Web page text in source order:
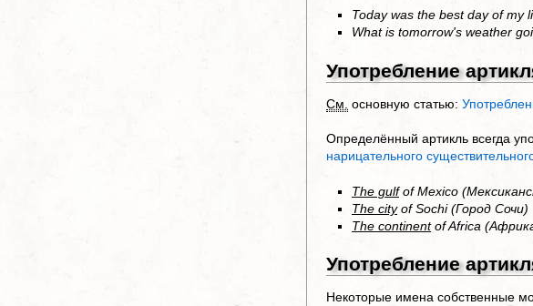
Today was the best day of my
What is tomorrow's weather
Употребление
См. основную статью:
Определённый артикль всегда
нарицательного
The gulfof Mexico
The cityof Sochi (Город Сочи)
The continentof Africa
Употребление
Некоторые имена собственные